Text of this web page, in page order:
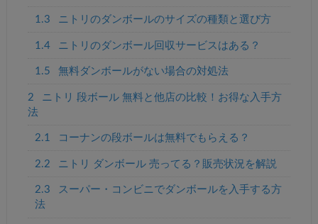
1.3 ニトリのダンボールのサイズの種類と選び方
1.4 ニトリのダンボール回収サービスはある？
1.5 無料ダンボールがない場合の対処法
2
ニトリ 段ボール 無料と他店の比較！お得な入手方
法
2.1 コーナンの段ボールは無料でもらえる？
2.2 ニトリ ダンボール 売ってる？販売状況を解説
2.3
スーパー・コンビニでダンボールを入手する方
法